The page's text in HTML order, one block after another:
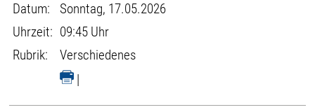
Datum:
Sonntag, 17.05.2026
Uhrzeit: 09:45 Uhr
Rubrik:
Verschiedenes
|